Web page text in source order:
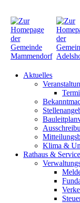
Aktuelles
Klima &
Rathaus & Service